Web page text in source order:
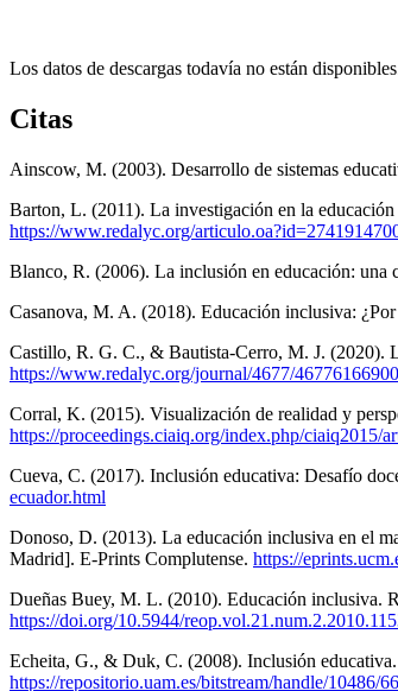
Los datos de descargas todavía no están
Citas
Ainscow, M. (2003). Desarrollo de sistemas
Barton, L. (2011). La investigación en la
https://www.redalyc.org/
Blanco, R. (2006). La inclusión en educación: una
Casanova, M. A. (2018). Educación inclusiva:
Castillo, R. G. C., & Bautista-Cerro, M. J. (2020).
https://www.redalyc.org/journal/4677/
Corral, K. (2015). Visualización de realidad y
https://proceedings.ciaiq.org/index.php/ciaiq2015/
Cueva, C. (2017). Inclusión educativa: Desafío
ecuador.html
Donoso, D. (2013). La educación inclusiva en el
Madrid]. E-Prints Complutense. https://
Dueñas Buey, M. L. (2010). Educación inclusiva.
https://doi.org/10.5944/
Echeita, G., & Duk, C. (2008). Inclusión
https://repositorio.uam.es/bitstream/handle/10486/